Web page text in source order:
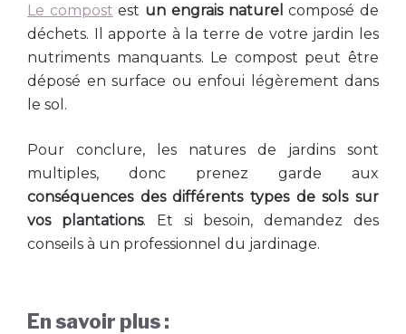
Le compost est un engrais naturel composé de
déchets. Il apporte à la terre de votre jardin les
nutriments manquants. Le compost peut être
déposé en surface ou enfoui légèrement dans
le sol.
Pour conclure, les natures de jardins sont
multiples, donc prenez garde aux
conséquences des différents types de sols sur
vos plantations. Et si besoin, demandez des
conseils à un professionnel du jardinage.
En savoir plus :